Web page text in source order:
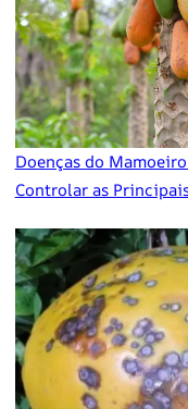
Doenças do
Controlar as